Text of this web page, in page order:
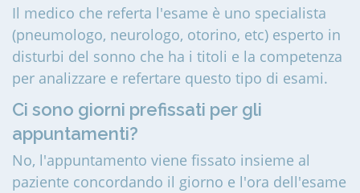
Il medico che referta l'esame è uno specialista
(pneumologo, neurologo, otorino, etc) esperto in
disturbi del sonno che ha i titoli e la competenza
per analizzare e refertare questo tipo di esami.
Ci sono giorni prefissati per gli
appuntamenti?
No, l'appuntamento viene fissato insieme al
paziente concordando il giorno e l'ora dell'esame